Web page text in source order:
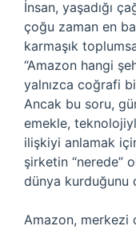
İnsan, yaşadığı
çoğu zaman en
karmaşık
“Amazon hangi
yalnızca coğrafi
Ancak bu soru,
emekle,
ilişkiyi anlamak
şirketin “nerede”
dünya kurduğunu
Amazon, merkezi